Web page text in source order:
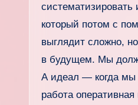
который потом с
выглядит сложно,
в будущем. Мы
А идеал — когда мы
работа